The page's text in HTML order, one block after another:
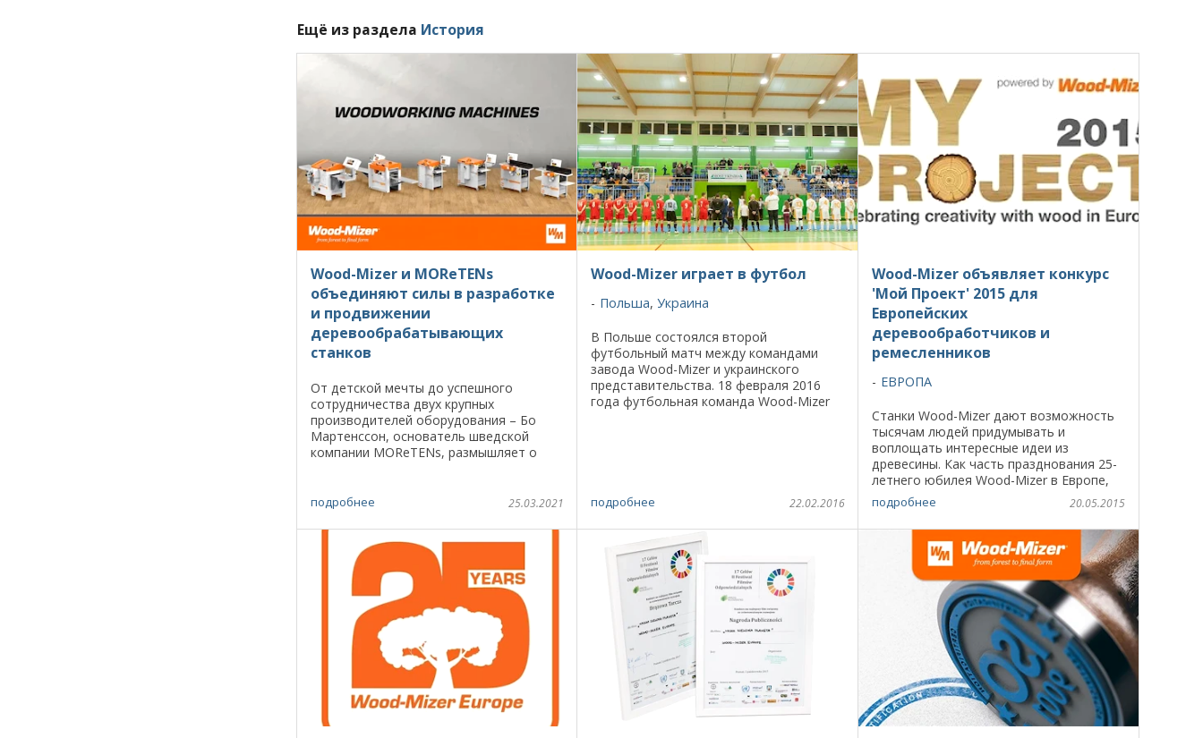
Ещё из раздела История
Wood-Mizer и MOReTENs
объединяют силы в разработке
и продвижении
деревообрабатывающих
станков
От детской мечты до успешного
сотрудничества двух крупных
производителей оборудования – Бо
Мартенссон, основатель шведской
компании MOReTENs, размышляет о
продукты, а инновационные ...
подробнее 25.03.2021
Wood-Mizer играет в футбол
Польша,Украина
В Польше состоялся второй
футбольный матч между командами
завода Wood-Mizer и украинского
представительства. 18 февраля 2016
года футбольная команда Wood-Mizer
подробнее 22.02.2016
Wood-Mizer объявляет конкурс
'Мой Проект' 2015 для
Европейских
деревообработчиков и
ремесленников
ЕВРОПА
Станки Wood-Mizer дают возможность
тысячам людей придумывать и
воплощать интересные идеи из
древесины. Как часть празднования 25-
летнего юбилея Wood-Mizer в Европе,
конкурс "Мой Проект" объединит тех
владельцев ленточнопильных станков,
кто сделал ...
подробнее 20.05.2015